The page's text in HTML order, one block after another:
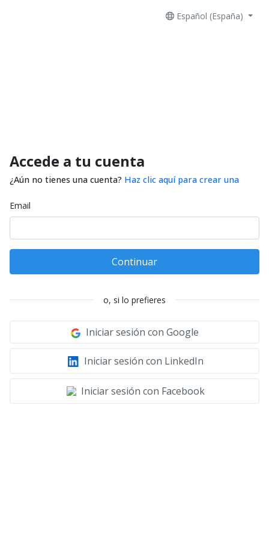
Español (España)
Accede a tu cuenta
¿Aún no tienes una cuenta? Haz clic aquí para crear una
Email
Continuar
o, si lo prefieres
Iniciar sesión con Google
Iniciar sesión con LinkedIn
Iniciar sesión con Facebook